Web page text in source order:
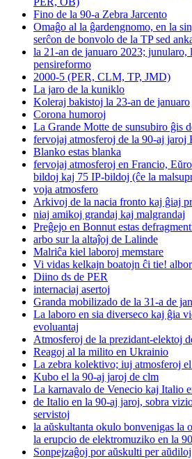
Fino de la 90-a Zebra Jarcento
Omaĝo al la ĝardengnomo, en la
serĉon de bonvolo de la TP sed
la 21-an de januaro 2023;
pensireformo
2000-5 (PER, CLM, TP, JMD)
La jaro de la kuniklo
Koleraj bakistoj la 23-an de januaro
Corona humoroj
La Grande Motte de sunsubiro ĝis
fervojaj atmosferoj de la 90-aj jaroj
Blanko estas blanka
fervojaj atmosferoj en Francio,
bildoj kaj 75 IP-bildoj (ĉe la
voja atmosfero
Arkivoj de la nacia fronto kaj ĝiaj
niaj amikoj grandaj kaj malgrandaj
Preĝejo en Bonnut estas
arbo sur la altaĵoj de Lalinde
Malriĉa kiel laboroj memstare
Vi vidas kelkajn boatojn ĉi tie!
Diino ds de PER
internaciaj asertoj
Granda mobilizado de la 31-a de
La laboro en sia diverseco kaj ĝia
evoluantaj
Atmosferoj de la prezidant-elektoj
Reagoj al la milito en Ukrainio
La zebra kolektivo; iuj atmosferoj
Kubo el la 90-aj jaroj de clm
La karnavalo de Venecio kaj Italio
de Italio en la 90-aj jaroj, sobra
servistoj
la aŭskultanta okulo bonvenigas la
la erupcio de elektromuziko en la
Sonpejzaĝoj por aŭskulti per aŭdiloj